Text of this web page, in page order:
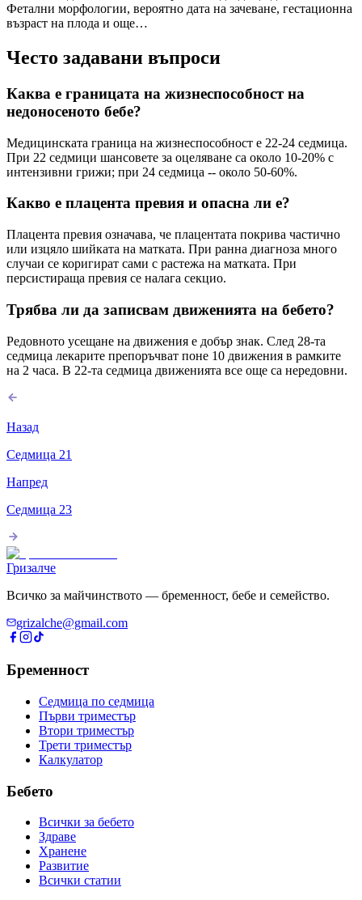
Фетални морфологии, вероятно дата на зачеване, гестационна
възраст на плода и още…
Често задавани въпроси
Каква е границата на жизнеспособност на
недоносеното бебе?
Медицинската граница на жизнеспособност е 22-24 седмица.
При 22 седмици шансовете за оцеляване са около 10-20% с
интензивни грижи; при 24 седмица -- около 50-60%.
Какво е плацента превия и опасна ли е?
Плацента превия означава, че плацентата покрива частично
или изцяло шийката на матката. При ранна диагноза много
случаи се коригират сами с растежа на матката. При
персистираща превия се налага секцио.
Трябва ли да записвам движенията на бебето?
Редовното усещане на движения е добър знак. След 28-та
седмица лекарите препоръчват поне 10 движения в рамките
на 2 часа. В 22-та седмица движенията все още са нередовни.
Назад
Седмица 21
Напред
Седмица 23
Гризалче
Всичко за майчинството — бременност, бебе и семейство.
grizalche@gmail.com
Бременност
Седмица по седмица
Първи триместър
Втори триместър
Трети триместър
Калкулатор
Бебето
Всички за бебето
Здраве
Хранене
Развитие
Всички статии